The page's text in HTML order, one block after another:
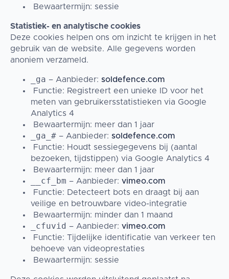
Bewaartermijn: sessie
Statistiek- en analytische cookies
Deze cookies helpen ons om inzicht te krijgen in het
gebruik van de website. Alle gegevens worden
anoniem verzameld.
_ga – Aanbieder: soldefence.com
Functie: Registreert een unieke ID voor het
meten van gebruikersstatistieken via Google
Analytics 4
Bewaartermijn: meer dan 1 jaar
_ga_# – Aanbieder: soldefence.com
Functie: Houdt sessiegegevens bij (aantal
bezoeken, tijdstippen) via Google Analytics 4
Bewaartermijn: meer dan 1 jaar
__cf_bm – Aanbieder: vimeo.com
Functie: Detecteert bots en draagt bij aan
veilige en betrouwbare video-integratie
Bewaartermijn: minder dan 1 maand
_cfuvid – Aanbieder: vimeo.com
Functie: Tijdelijke identificatie van verkeer ten
behoeve van videoprestaties
Bewaartermijn: sessie